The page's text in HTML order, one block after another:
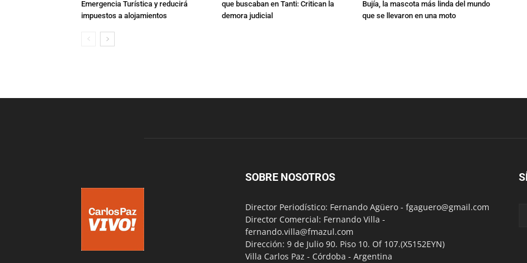
Emergencia Turística y reducirá
impuestos a alojamientos
que buscaban en Tanti: Critican la
demora judicial
Bujía, la mascota más linda del mundo
que se llevaron en una moto
SOBRE NOSOTROS
Director Periodístico: Fernando Agüero - fgaguero@gmail.com
Director Comercial: Fernando Villa -
fernando.villa@fmazul.com
Dirección: 9 de Julio 90. Piso 10. Of 107.(X5152EYN)
Villa Carlos Paz - Córdoba - Argentina